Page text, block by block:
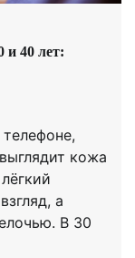
и 40 лет:
кожа
а
В 30